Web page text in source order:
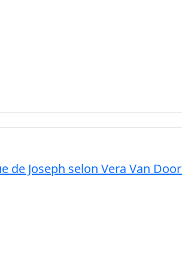
de Joseph selon Vera Van